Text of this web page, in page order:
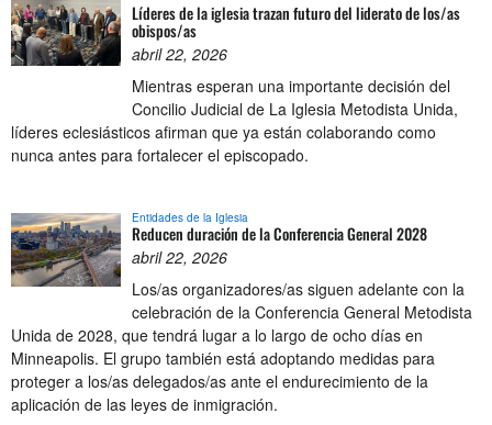
Líderes de la iglesia trazan futuro del liderato de los/as
obispos/as
abril 22, 2026
Mientras esperan una importante decisión del
Concilio Judicial de La Iglesia Metodista Unida,
líderes eclesiásticos afirman que ya están colaborando como
nunca antes para fortalecer el episcopado.
Entidades de la Iglesia
Reducen duración de la Conferencia General 2028
abril 22, 2026
Los/as organizadores/as siguen adelante con la
celebración de la Conferencia General Metodista
Unida de 2028, que tendrá lugar a lo largo de ocho días en
Minneapolis. El grupo también está adoptando medidas para
proteger a los/as delegados/as ante el endurecimiento de la
aplicación de las leyes de inmigración.